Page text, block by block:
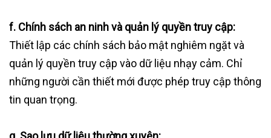
f. Chính sách an ninh và quản lý quyền truy cập:
Thiết lập các chính sách bảo mật nghiêm ngặt và
quản lý quyền truy cập vào dữ liệu nhạy cảm. Chỉ
những người cần thiết mới được phép truy cập thông
tin quan trọng.